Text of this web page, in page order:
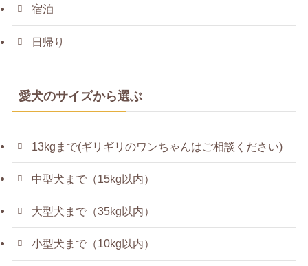
宿泊
日帰り
愛犬のサイズから選ぶ
13kgまで(ギリギリのワンちゃんはご相談ください)
中型犬まで（15kg以内）
大型犬まで（35kg以内）
小型犬まで（10kg以内）